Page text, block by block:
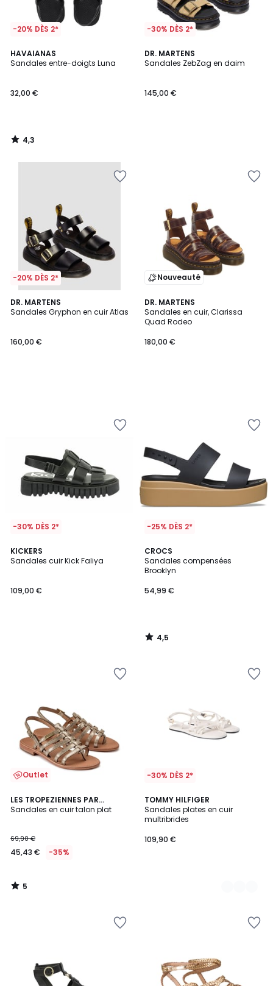
-20% DÈS 2*
HAVAIANAS
Sandales entre-doigts Luna
32,00 €
4,3
/ 5
4,3
/
-30% DÈS 2*
DR. MARTENS
Sandales ZebZag en daim
145,00 €
-20% DÈS 2*
DR. MARTENS
Sandales Gryphon en cuir Atlas
160,00 €
Nouveauté
DR. MARTENS
Sandales en cuir, Clarissa
Quad Rodeo
180,00 €
-30% DÈS 2*
KICKERS
Sandales cuir Kick Faliya
109,00 €
-25% DÈS 2*
CROCS
Sandales compensées
Brooklyn
54,99 €
4,5
/ 5
4,5
/
Outlet
LES TROPEZIENNES PAR
M.BELARBI
Sandales en cuir talon plat
69,90 €
45,43 € -35%
5
/
5
/
-30% DÈS 2*
TOMMY HILFIGER
Sandales plates en cuir
multribrides
109,90 €
2
Couleurs